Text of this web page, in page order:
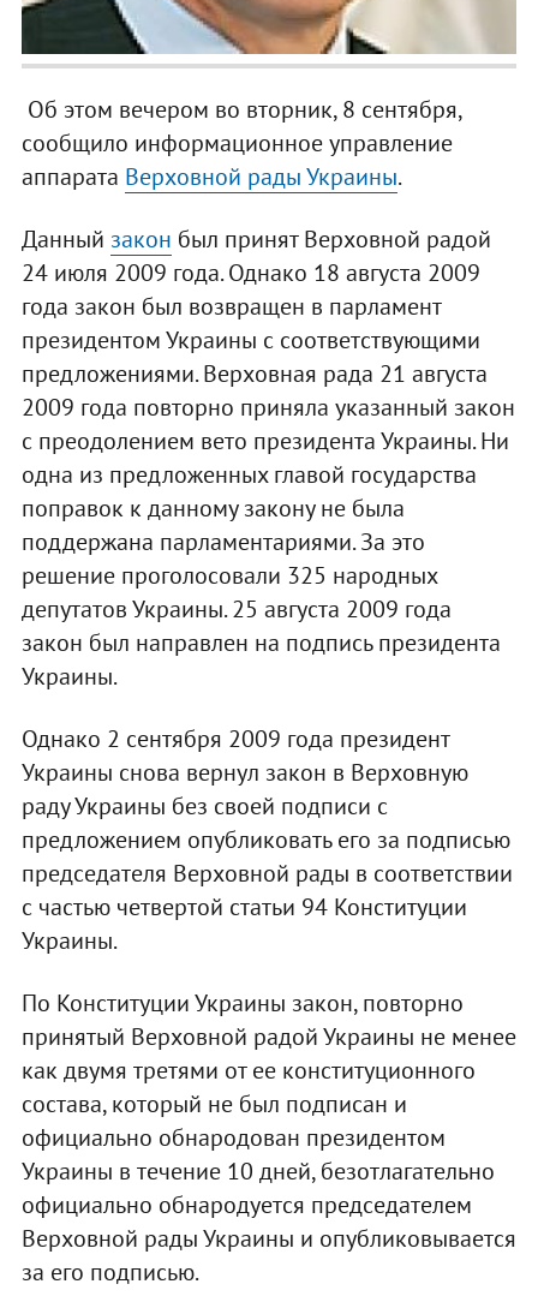
Об этом вечером во вторник, 8 сентября,
сообщило информационное управление
аппарата Верховной рады Украины.
Данный закон был принят Верховной радой
24 июля 2009 года. Однако 18 августа 2009
года закон был возвращен в парламент
президентом Украины с соответствующими
предложениями. Верховная рада 21 августа
2009 года повторно приняла указанный закон
с преодолением вето президента Украины. Ни
одна из предложенных главой государства
поправок к данному закону не была
поддержана парламентариями. За это
решение проголосовали 325 народных
депутатов Украины. 25 августа 2009 года
закон был направлен на подпись президента
Украины.
Однако 2 сентября 2009 года президент
Украины снова вернул закон в Верховную
раду Украины без своей подписи с
предложением опубликовать его за подписью
председателя Верховной рады в соответствии
с частью четвертой статьи 94 Конституции
Украины.
По Конституции Украины закон, повторно
принятый Верховной радой Украины не менее
как двумя третями от ее конституционного
состава, который не был подписан и
официально обнародован президентом
Украины в течение 10 дней, безотлагательно
официально обнародуется председателем
Верховной рады Украины и опубликовывается
за его подписью.